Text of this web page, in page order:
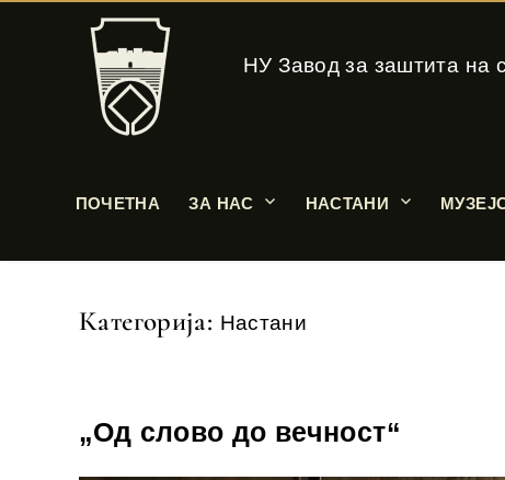
НУ Завод за заштита на
ПОЧЕТНА ЗА НАС НАСТАНИ
Категорија: Настани
„Од слово до вечност“